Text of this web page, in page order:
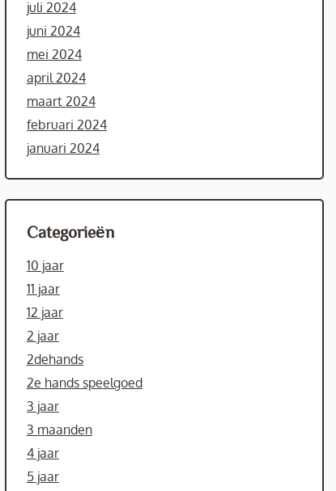
juli 2024
juni 2024
mei 2024
april 2024
maart 2024
februari 2024
januari 2024
Categorieën
10 jaar
11 jaar
12 jaar
2 jaar
2dehands
2e hands speelgoed
3 jaar
3 maanden
4 jaar
5 jaar